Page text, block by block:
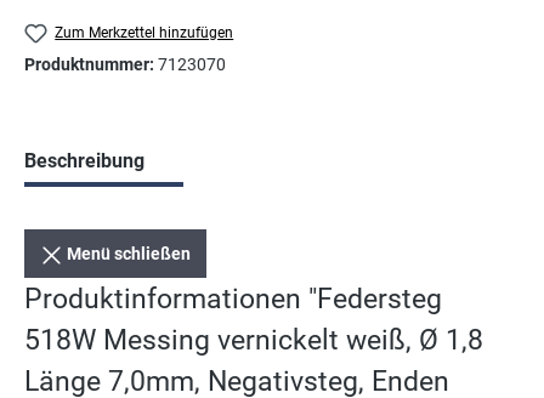
Zum Merkzettel hinzufügen
Produktnummer: 7123070
Beschreibung
Menü schließen
Produktinformationen "Federsteg
518W Messing vernickelt weiß, Ø 1,8
Länge 7,0mm, Negativsteg, Enden